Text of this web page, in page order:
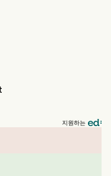
지원하는